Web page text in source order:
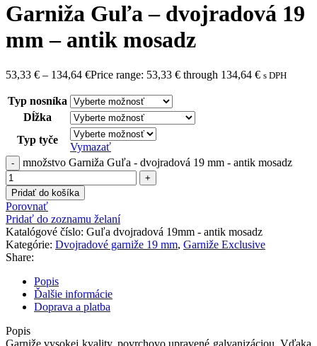
Garniža Guľa – dvojradová 19
mm – antik mosadz
53,33 € – 134,64 €Price range: 53,33 € through 134,64 € s DPH
Typ nosníka
Dĺžka
Typ tyče
Vymazať
množstvo Garniža Guľa - dvojradová 19 mm - antik mosadz
Pridať do košíka
Porovnať
Pridať do zoznamu želaní
Katalógové číslo: Guľa dvojradová 19mm - antik mosadz
Kategórie: Dvojradové garniže 19 mm, Garniže Exclusive
Share:
Popis
Ďalšie informácie
Doprava a platba
Popis
Garniže vysokej kvality, povrchovo upravené galvanizáciou. Vďaka